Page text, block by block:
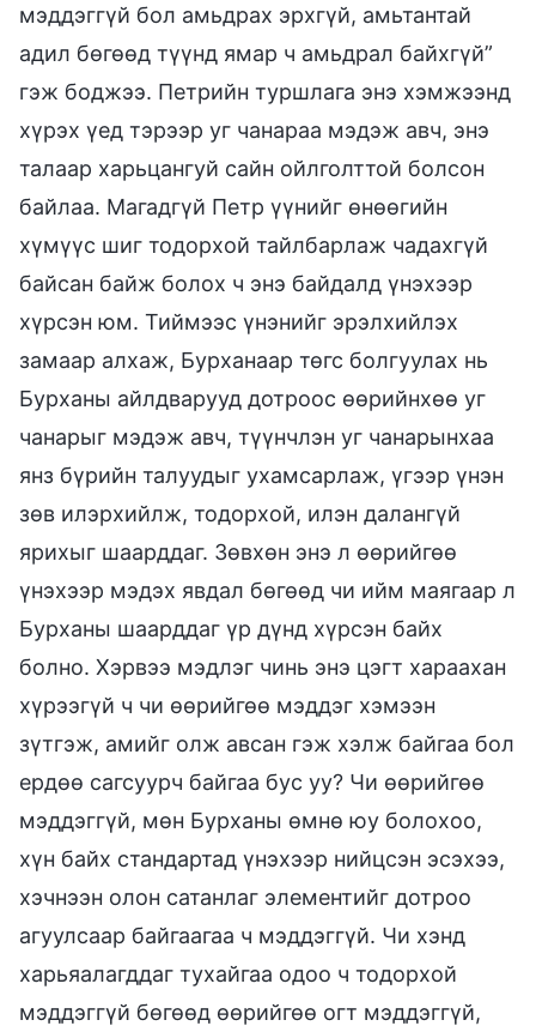
мэддэггүй бол амьдрах эрхгүй, амьтантай
адил бөгөөд түүнд ямар ч амьдрал байхгүй”
гэж боджээ. Петрийн туршлага энэ хэмжээнд
хүрэх үед тэрээр уг чанараа мэдэж авч, энэ
талаар харьцангуй сайн ойлголттой болсон
байлаа. Магадгүй Петр үүнийг өнөөгийн
хүмүүс шиг тодорхой тайлбарлаж чадахгүй
байсан байж болох ч энэ байдалд үнэхээр
хүрсэн юм. Тиймээс үнэнийг эрэлхийлэх
замаар алхаж, Бурханаар төгс болгуулах нь
Бурханы айлдварууд дотроос өөрийнхөө уг
чанарыг мэдэж авч, түүнчлэн уг чанарынхаа
янз бүрийн талуудыг ухамсарлаж, үгээр үнэн
зөв илэрхийлж, тодорхой, илэн далангүй
ярихыг шаарддаг. Зөвхөн энэ л өөрийгөө
үнэхээр мэдэх явдал бөгөөд чи ийм маягаар л
Бурханы шаарддаг үр дүнд хүрсэн байх
болно. Хэрвээ мэдлэг чинь энэ цэгт хараахан
хүрээгүй ч чи өөрийгөө мэддэг хэмээн
зүтгэж, амийг олж авсан гэж хэлж байгаа бол
ердөө сагсуурч байгаа бус уу? Чи өөрийгөө
мэддэггүй, мөн Бурханы өмнө юу болохоо,
хүн байх стандартад үнэхээр нийцсэн эсэхээ,
хэчнээн олон сатанлаг элементийг дотроо
агуулсаар байгаагаа ч мэддэггүй. Чи хэнд
харьяалагддаг тухайгаа одоо ч тодорхой
мэддэггүй бөгөөд өөрийгөө огт мэддэггүй,